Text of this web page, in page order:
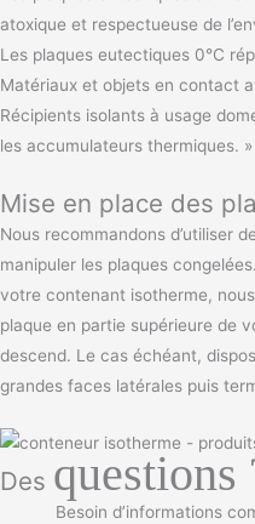
atoxique et respectueuse de
Les plaques eutectiques 0°C
Matériaux et objets en contact
Récipients isolants à usage
les accumulateurs thermiques. »
Mise en place des
Nous recommandons d’utiliser
manipuler les plaques
votre contenant isotherme,
plaque en partie supérieure de
descend. Le cas échéant,
grandes faces latérales puis
Des questions
Besoin d’informations